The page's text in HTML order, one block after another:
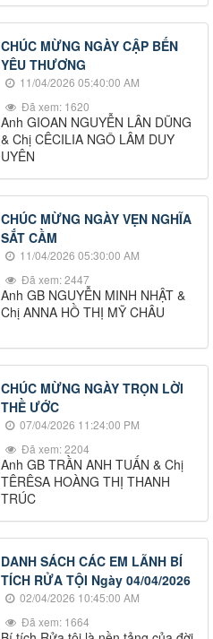
CHÚC MỪNG NGÀY CẬP BẾN
YÊU THƯƠNG
11/04/2026 05:40:00 AM
Đã xem: 1620
Anh GIOAN NGUYỄN LÂN DŨNG
& Chị CÊCILIA NGÔ LÂM DUY
UYÊN
CHÚC MỪNG NGÀY VẸN NGHĨA
SẮT CẦM
11/04/2026 05:30:00 AM
Đã xem: 2447
Anh GB NGUYỄN MINH NHẬT &
Chị ANNA HỒ THỊ MỸ CHÂU
CHÚC MỪNG NGÀY TRỌN LỜI
THỀ ƯỚC
07/04/2026 11:24:00 PM
Đã xem: 2204
Anh GB TRẦN ANH TUẤN & Chị
TÊRÊSA HOÀNG THỊ THANH
TRÚC
DANH SÁCH CÁC EM LÃNH BÍ
TÍCH RỬA TỘI Ngày 04/04/2026
02/04/2026 10:45:00 AM
Đã xem: 1664